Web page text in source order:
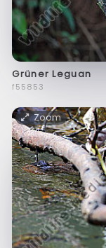
Grüner Leguan
f55853
Zoom